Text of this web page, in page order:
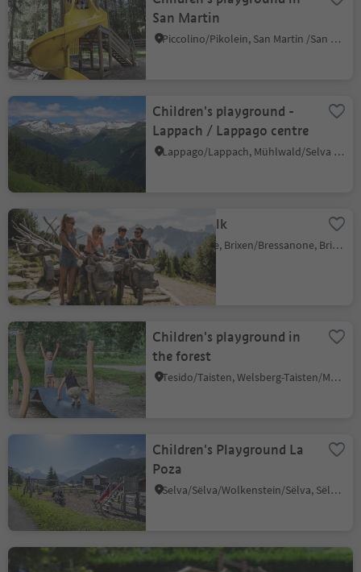
San Martin
Piccolino/Pikolein, San Martin /San Martino, Dolomites Region Kronplatz/Plan de Corones
Children's playground -
Lappach / Lappago centre
Lappago/Lappach, Mühlwald/Selva dei Molini, Ahrntal/Valle Aurina
WoodyWalk
Plose/Plose, Brixen/Bressanone, Brixen/Bressanone and environs
Children's playground in
the forest
Tesido/Taisten, Welsberg-Taisten/Monguelfo-Tesido
Children's Playground La
Poza
Selva/Sëlva/Wolkenstein/Sëlva, Sëlva/Selva di Val Gardena, Dolomites Region Val Gardena
Children's playground